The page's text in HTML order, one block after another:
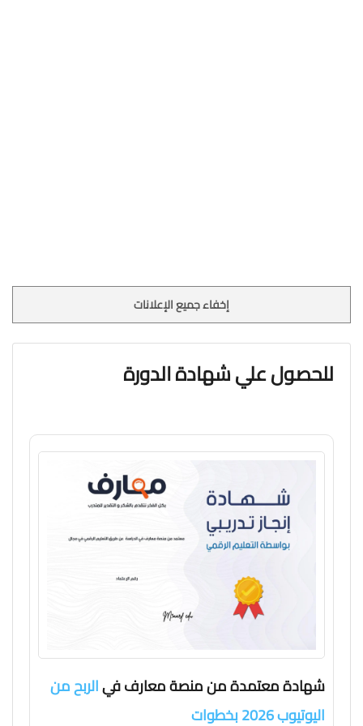
إخفاء جميع الإعلانات
للحصول علي شهادة الدورة
شهادة معتمدة من منصة معارف فيالربح من
اليوتيوب 2026 بخطوات